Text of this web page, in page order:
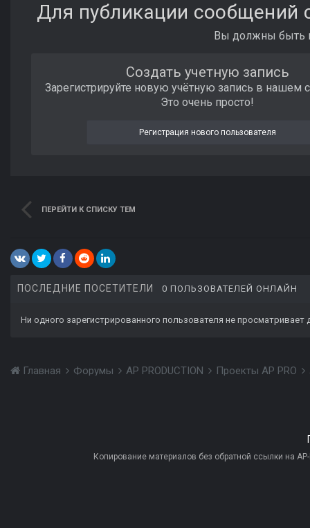
Для публикации сообщений
Вы должны быть
Создать учетную запись
Зарегистрируйте новую учётную запись в нашем
Это очень просто!
Регистрация нового пользователя
ПЕРЕЙТИ К СПИСКУ ТЕМ
ПОСЛЕДНИЕ ПОСЕТИТЕЛИ 0 ПОЛЬЗОВАТЕЛЕЙ ОНЛАЙН
Ни одного зарегистрированного пользователя не просматривает
Главная Форумы AP PRODUCTION Проекты AP PRO
Копирование материалов без обратной ссылки на